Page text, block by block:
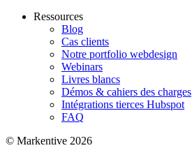
Ressources
Blog
Cas clients
Notre portfolio webdesign
Webinars
Livres blancs
Démos & cahiers des charges
Intégrations tierces Hubspot
FAQ
© Markentive 2026